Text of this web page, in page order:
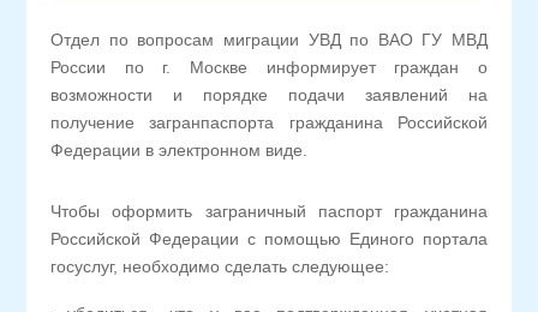
Отдел по вопросам миграции УВД по ВАО ГУ МВД
России по г. Москве информирует граждан о
возможности и порядке подачи заявлений на
получение загранпаспорта гражданина Российской
Федерации в электронном виде.
Чтобы оформить заграничный паспорт гражданина
Российской Федерации с помощью Единого портала
госуслуг, необходимо сделать следующее: